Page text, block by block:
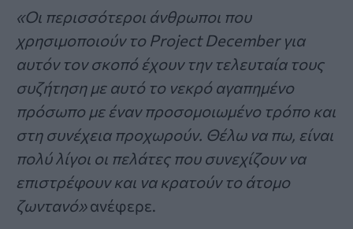
«Οι περισσότεροι άνθρωποι που
χρησιμοποιούν το Project December για
αυτόν τον σκοπό έχουν την τελευταία τους
συζήτηση με αυτό το νεκρό αγαπημένο
πρόσωπο με έναν προσομοιωμένο τρόπο και
στη συνέχεια προχωρούν. Θέλω να πω, είναι
πολύ λίγοι οι πελάτες που συνεχίζουν να
επιστρέφουν και να κρατούν το άτομο
ζωντανό»ανέφερε.